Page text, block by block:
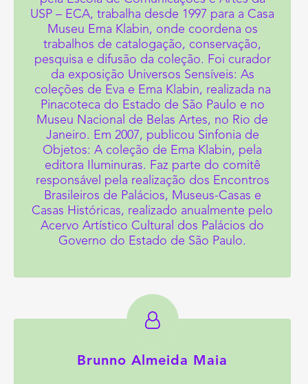
USP – ECA, trabalha desde 1997 para a Casa
Museu Ema Klabin, onde coordena os
trabalhos de catalogação, conservação,
pesquisa e difusão da coleção. Foi curador
da exposição Universos Sensíveis: As
coleções de Eva e Ema Klabin, realizada na
Pinacoteca do Estado de São Paulo e no
Museu Nacional de Belas Artes, no Rio de
Janeiro. Em 2007, publicou Sinfonia de
Objetos: A coleção de Ema Klabin, pela
editora Iluminuras. Faz parte do comitê
responsável pela realização dos Encontros
Brasileiros de Palácios, Museus-Casas e
Casas Históricas, realizado anualmente pelo
Acervo Artístico Cultural dos Palácios do
Governo do Estado de São Paulo.
Brunno Almeida Maia